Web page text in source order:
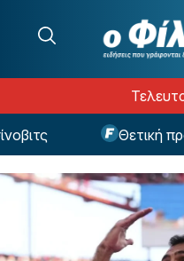
Θετική πρόβα